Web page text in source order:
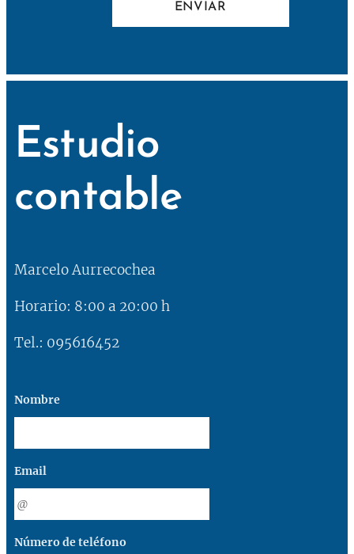
ENVIAR
Estudio
contable
Marcelo Aurrecochea
Horario: 8:00 a 20:00 h
Tel.: 095616452
Nombre
Email
Número de teléfono